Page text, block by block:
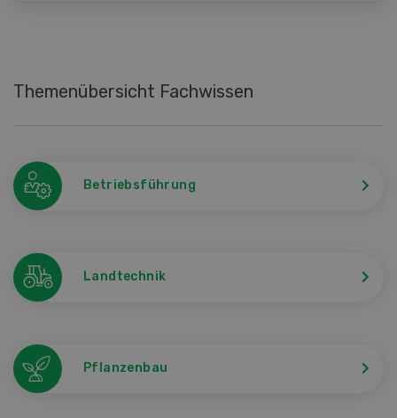
Themenübersicht Fachwissen
Betriebsführung
Landtechnik
Pflanzenbau